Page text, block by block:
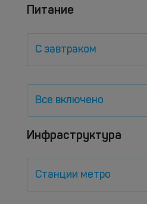
Питание
С завтраком
Все включено
Инфраструктура
Станции метро